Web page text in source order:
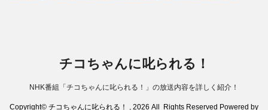
チコちゃんに叱られる！
NHK番組「チコちゃんに叱られる！」の放送内容を詳しく紹介！
Copyright© チコちゃんに叱られる！ , 2026 All Rights Reserved Powered by